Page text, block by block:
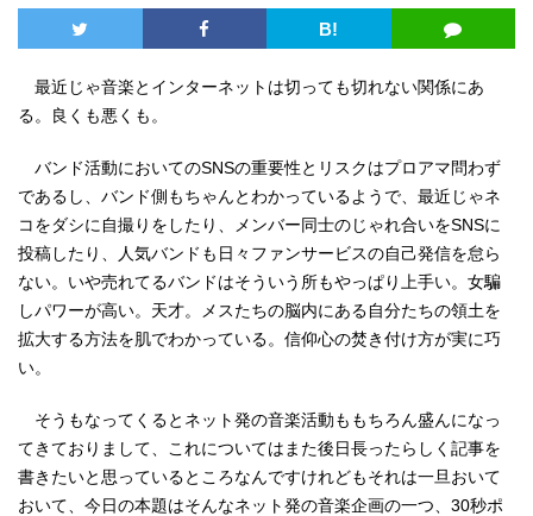
B!
最近じゃ音楽とインターネットは切っても切れない関係にあ
る。良くも悪くも。
バンド活動においてのSNSの重要性とリスクはプロアマ問わず
であるし、バンド側もちゃんとわかっているようで、最近じゃネ
コをダシに自撮りをしたり、メンバー同士のじゃれ合いをSNSに
投稿したり、人気バンドも日々ファンサービスの自己発信を怠ら
ない。いや売れてるバンドはそういう所もやっぱり上手い。女騙
しパワーが高い。天才。メスたちの脳内にある自分たちの領土を
拡大する方法を肌でわかっている。信仰心の焚き付け方が実に巧
い。
そうもなってくるとネット発の音楽活動ももちろん盛んになっ
てきておりまして、これについてはまた後日長ったらしく記事を
書きたいと思っているところなんですけれどもそれは一旦おいて
おいて、今日の本題はそんなネット発の音楽企画の一つ、30秒ポ